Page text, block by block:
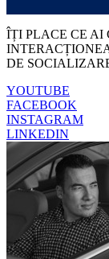
ÎȚI PLACE CE AI
DE
YOUTUBE
FACEBOOK
INSTAGRAM
LINKEDIN